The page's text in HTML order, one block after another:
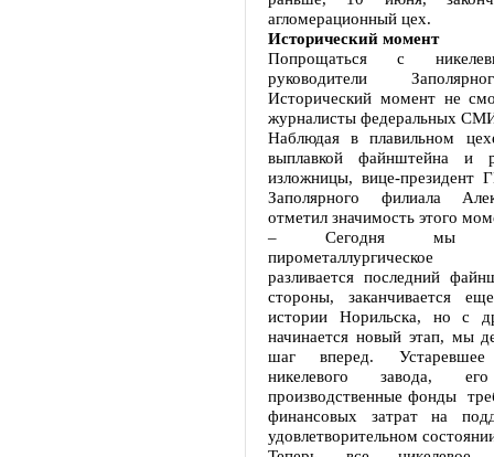
агломерационный цех.
Исторический момент
Попрощаться с
руководители
Исторический момент не
журналисты федеральных
Наблюдая в плавильном
выплавкой файнштейна и
изложницы, вице-президент
Заполярного филиала
отметил значимость этого
– Сегодня мы
пирометаллургическое
разливается последний
стороны, заканчивается
истории Норильска, но с
начинается новый этап, мы
шаг вперед. Устаревшее
никелевого завода,
производственные фонды
финансовых затрат на
удовлетворительном